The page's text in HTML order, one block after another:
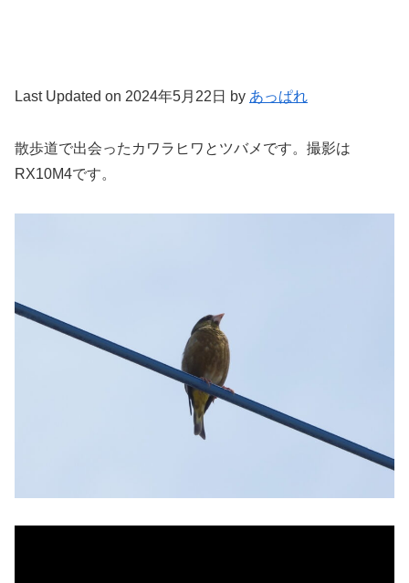
Last Updated on 2024年5月22日 by あっぱれ
散歩道で出会ったカワラヒワとツバメです。撮影は
RX10M4です。